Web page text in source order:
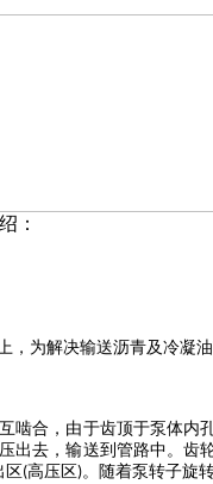
：
，为解决输送沥青及冷凝
啮合，由于齿顶于泵体内
出去，输送到管路中。齿
区 (高压区 )。随着泵转子旋